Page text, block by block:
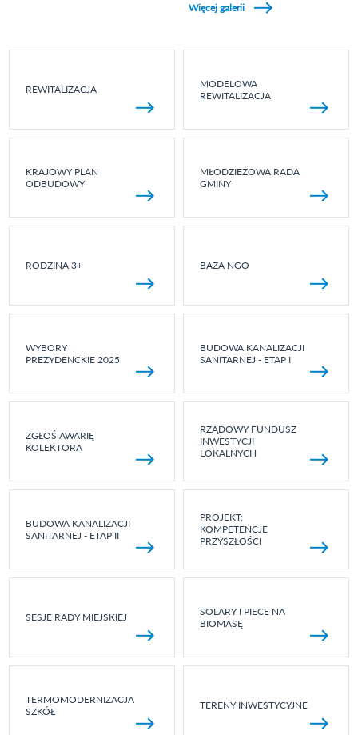
Więcej galerii
REWITALIZACJA
MODELOWA
REWITALIZACJA
KRAJOWY PLAN
ODBUDOWY
MŁODZIEŻOWA RADA
GMINY
RODZINA 3+ BAZA NGO
WYBORY
PREZYDENCKIE 2025
BUDOWA KANALIZACJI
SANITARNEJ - ETAP I
ZGŁOŚ AWARIĘ
KOLEKTORA
RZĄDOWY FUNDUSZ
INWESTYCJI
LOKALNYCH
BUDOWA KANALIZACJI
SANITARNEJ - ETAP II
PROJEKT:
KOMPETENCJE
PRZYSZŁOŚCI
SESJE RADY MIEJSKIEJ
SOLARY I PIECE NA
BIOMASĘ
TERMOMODERNIZACJA
SZKÓŁ
TERENY INWESTYCYJNE